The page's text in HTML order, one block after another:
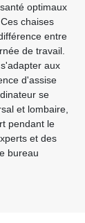
optimaux
chaises
entre
de travail.
aux
d'assise
se
et lombaire,
pendant le
et des
bureau